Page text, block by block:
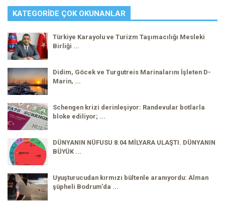
KATEGORIDE ÇOK OKUNANLAR
Türkiye Karayolu ve Turizm Taşımacılığı Mesleki
Birliği ...
Didim, Göcek ve Turgutreis Marinalarını İşleten D-
Marin, ...
Schengen krizi derinleşiyor: Randevular botlarla
bloke ediliyor; ...
DÜNYANIN NÜFUSU 8.04 MİLYARA ULAŞTI. DÜNYANIN
BÜYÜK ...
Uyuşturucudan kırmızı bültenle aranıyordu: Alman
şüpheli Bodrum'da ...